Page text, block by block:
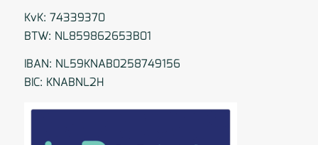
KvK: 74339370
BTW: NL859862653B01
IBAN: NL59KNAB0258749156
BIC: KNABNL2H